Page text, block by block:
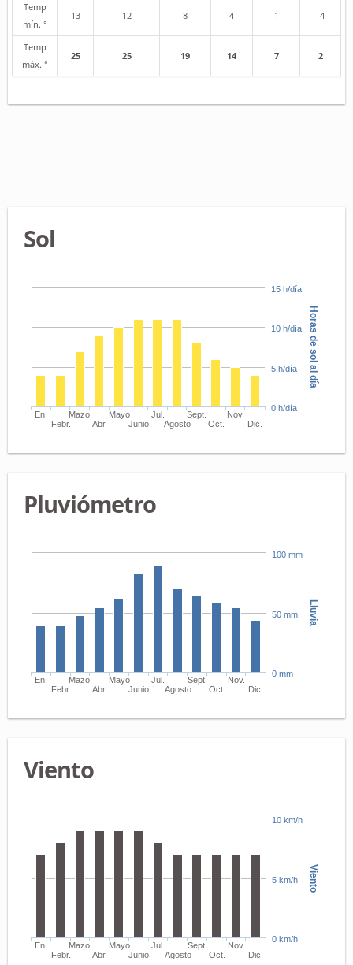
Temp
mín. °
13 12 8 4 1 -4
Temp
máx. °
25 25 19 14 7 2
Sol
Horas de sol al día
En.
Febr.
Mazo.
Abr.
Mayo
Junio
Jul.
Agosto
Sept.
Oct.
Nov.
Dic.
0 h/día
5 h/día
10 h/día
15 h/día
Pluviómetro
Lluvia
En.
Febr.
Mazo.
Abr.
Mayo
Junio
Jul.
Agosto
Sept.
Oct.
Nov.
Dic.
0 mm
50 mm
100 mm
Viento
Viento
En.
Febr.
Mazo.
Abr.
Mayo
Junio
Jul.
Agosto
Sept.
Oct.
Nov.
Dic.
0 km/h
5 km/h
10 km/h